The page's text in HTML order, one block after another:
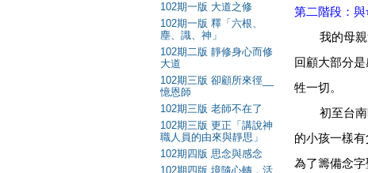
102期一版 大道之修
102期一版 釋「六根、
塵、識、神」
102期二版 靜修身心而修
大道
102期三版 卻顧所來徑__
憶恩師
102期三版 老師不在了
102期三版 更正「講說神
職人員的由來與靜思」
102期四版 思念與感念
102期四版 境隨心轉，活
第二階段：
我的母親這
回顧大部分
牲一切。
初至台南時
的小孩一樣
為了籌備念